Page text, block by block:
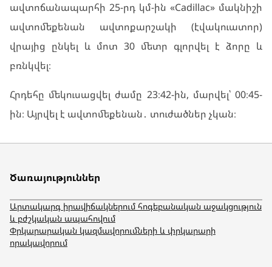
ավտոճանապարհի 25-րդ կմ-ին «Cadillac» մակնիշի
ավտոմեքենան ավտոքարշակի (էվակուատոր)
վրայից ընկել և մոտ 30 մետր գլորվել է ձորը և
բռնկվել։
Հրդեհը մեկուսացվել ժամը 23։42-ին, մարվել՝ 00։45-
ին։ Այրվել է ավտոմեքենան․ տուժածներ չկան։
Ծառայություններ
Արտակարգ իրավիճակներում հոգեբանական աջակցություն
և բժշկական ապահովում
Փրկարարական կազմավորումների և փրկարարի
որակավորում